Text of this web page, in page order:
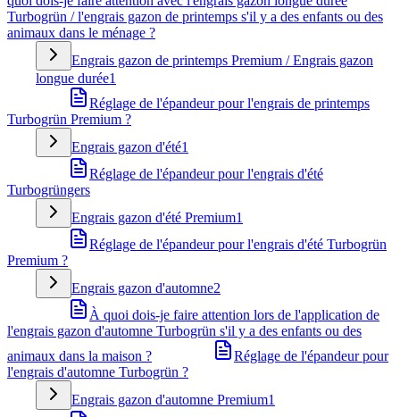
Turbogrün / l'engrais gazon de printemps s'il y a des enfants ou des
animaux dans le ménage ?
Engrais gazon de printemps Premium / Engrais gazon
longue durée1
Réglage de l'épandeur pour l'engrais de printemps
Turbogrün Premium ?
Engrais gazon d'été1
Réglage de l'épandeur pour l'engrais d'été
Turbogrüngers
Engrais gazon d'été Premium1
Réglage de l'épandeur pour l'engrais d'été Turbogrün
Premium ?
Engrais gazon d'automne2
À quoi dois-je faire attention lors de l'application de
l'engrais gazon d'automne Turbogrün s'il y a des enfants ou des
animaux dans la maison ?
Réglage de l'épandeur pour
l'engrais d'automne Turbogrün ?
Engrais gazon d'automne Premium1